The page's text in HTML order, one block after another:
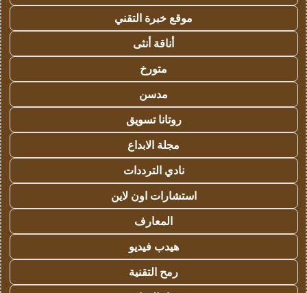
موقع خبرة التقني
أناقة أنثى
متورخ
مدسن
روتانا تسويق
مجلة الابداع
نادي الترددات
استشارات اون لاين
المعارف
هيدب فيديو
رمح التقنية